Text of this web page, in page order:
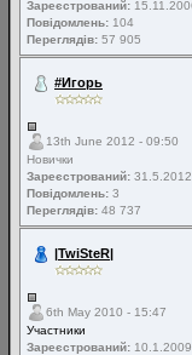
Зареєстрований:
Повідомлень: 104
Переглядів: 57 905
#Игорь
13th June 2012 - 09:50
Новички
Зареєстрований: 31.5.2012
Повідомлень: 3
Переглядів: 48 737
|TwiSteR|
6th May 2010 - 15:47
Участники
Зареєстрований: 10.1.2009